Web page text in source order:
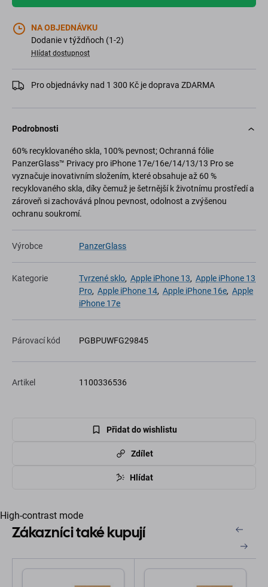
NA OBJEDNÁVKU
Dodanie v týždňoch (1-2)
Hlídat dostupnost
Pro objednávky nad 1 300 Kč je doprava ZDARMA
Podrobnosti
60% recyklovaného skla, 100% pevnost; Ochranná fólie
PanzerGlass™ Privacy pro iPhone 17e/16e/14/13/13 Pro se
vyznačuje inovativním složením, které obsahuje až 60 %
recyklovaného skla, díky čemuž je šetrnější k životnímu prostředí a
zároveň si zachovává plnou pevnost, odolnost a zvýšenou
ochranu soukromí.
Výrobce PanzerGlass
Kategorie Tvrzené sklo, Apple iPhone 13, Apple iPhone 13
Pro, Apple iPhone 14, Apple iPhone 16e, Apple
iPhone 17e
Párovací kód PGBPUWFG29845
Artikel 1100336536
Přidat do wishlistu
Zdílet
Hlídat
High-contrast mode
Zákazníci také kupují